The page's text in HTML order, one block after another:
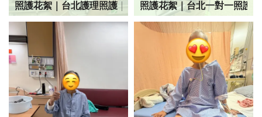
照護花絮｜台北護理照護｜台北特別護士推薦
照護花絮｜台北一對一照護